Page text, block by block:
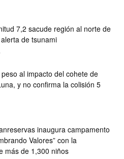
7,2 sacude región al norte de
de tsunami
al impacto del cohete de
y no confirma la colisión 5
inaugura campamento
Valores” con la
más de 1,300 niños